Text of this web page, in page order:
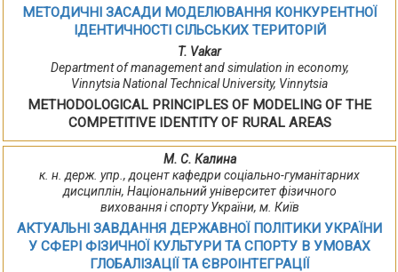
МЕТОДИЧНІ ЗАСАДИ МОДЕЛЮВАННЯ КОНКУРЕНТНОЇ
ІДЕНТИЧНОСТІ СІЛЬСЬКИХ ТЕРИТОРІЙ
T. Vakar
Department of management and simulation in economy,
Vinnytsia National Technical University, Vinnytsia
METHODOLOGICAL PRINCIPLES OF MODELING OF THE
COMPETITIVE IDENTITY OF RURAL AREAS
М. С. Калина
к. н. держ. упр., доцент кафедри соціально-гуманітарних
дисциплін, Національний університет фізичного
виховання і спорту України, м. Київ
АКТУАЛЬНІ ЗАВДАННЯ ДЕРЖАВНОЇ ПОЛІТИКИ УКРАЇНИ
У СФЕРІ ФІЗИЧНОЇ КУЛЬТУРИ ТА СПОРТУ В УМОВАХ
ГЛОБАЛІЗАЦІЇ ТА ЄВРОІНТЕГРАЦІЇ